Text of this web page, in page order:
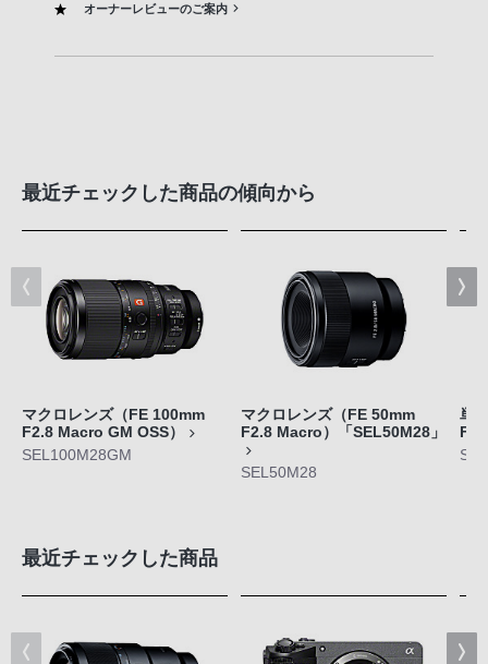
オーナーレビューのご案内
最近チェックした商品の傾向から
マクロレンズ（FE 100mm
F2.8 Macro GM OSS）
SEL100M28GM
マクロレンズ（FE 50mm
F2.8 Macro）「SEL50M28」
SEL50M28
単
最近チェックした商品